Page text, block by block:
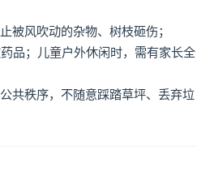
被风吹动的杂物、树枝砸伤；
品；儿童户外休闲时，需有家长全
共秩序，不随意踩踏草坪、丢弃垃